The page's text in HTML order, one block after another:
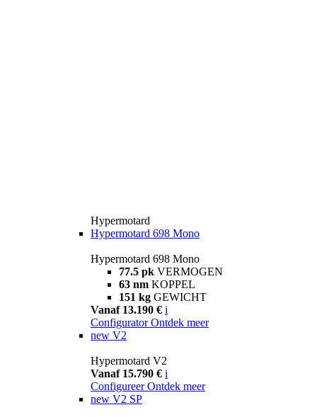
Hypermotard
Hypermotard 698 Mono
Hypermotard 698 Mono
77.5 pk VERMOGEN
63 nm KOPPEL
151 kg GEWICHT
Vanaf 13.190 € i
Configurator Ontdek meer
new V2
Hypermotard V2
Vanaf 15.790 € i
Configureer Ontdek meer
new V2 SP